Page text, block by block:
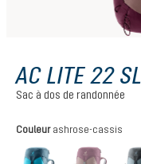
AC LITE 22 SL
Sac à dos de randonnée
Sélectionnez
Couleur ashrose-cassis
lagoon-